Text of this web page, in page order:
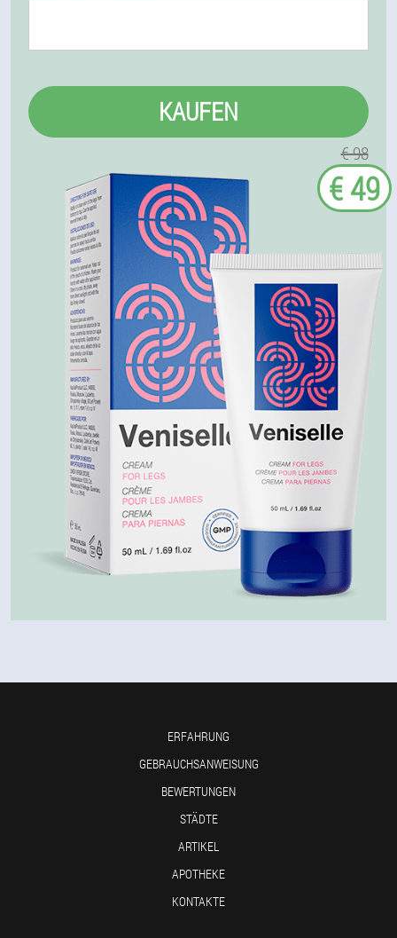
KAUFEN
€ 98
€ 49
ERFAHRUNG
GEBRAUCHSANWEISUNG
BEWERTUNGEN
STÄDTE
ARTIKEL
APOTHEKE
KONTAKTE